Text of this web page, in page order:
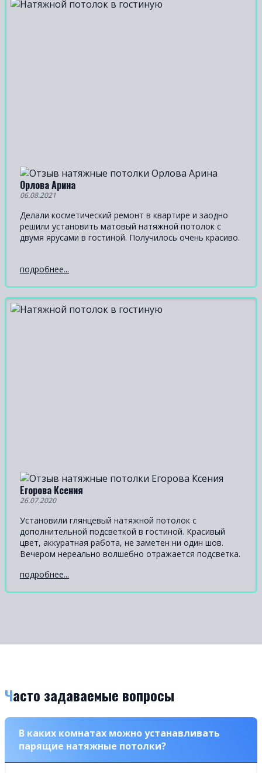
Орлова Арина
06.08.2021
Делали косметический ремонт в квартире и заодно
решили установить матовый натяжной потолок с
двумя ярусами в гостиной. Получилось очень красиво.
подробнее...
Егорова Ксения
26.07.2020
Установили глянцевый натяжной потолок с
дополнительной подсветкой в гостиной. Красивый
цвет, аккуратная работа, не заметен ни один шов.
Вечером нереально волшебно отражается подсветка.
подробнее...
Часто задаваемые вопросы
В каких комнатах можно устанавливать
парящие натяжные потолки?